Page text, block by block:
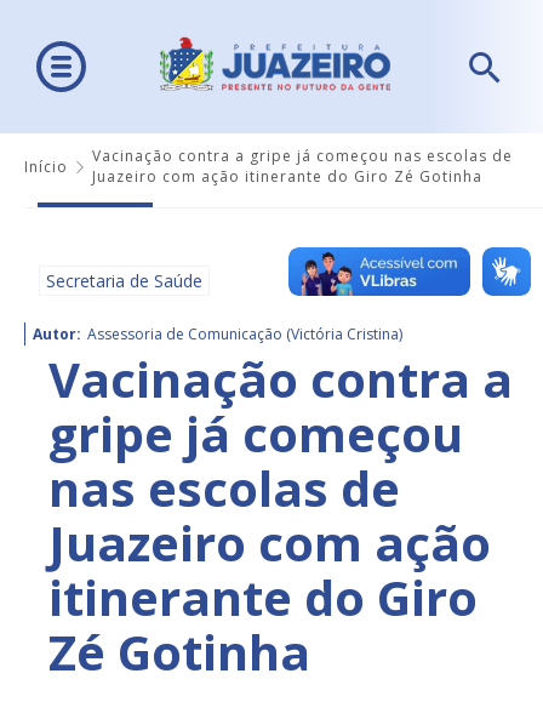
Início
Vacinação contra a gripe já começou nas escolas de
Juazeiro com ação itinerante do Giro Zé Gotinha
Secretaria de Saúde
Autor: Assessoria de Comunicação (Victória Cristina)
Vacinação contra a
gripe já começou
nas escolas de
Juazeiro com ação
itinerante do Giro
Zé Gotinha